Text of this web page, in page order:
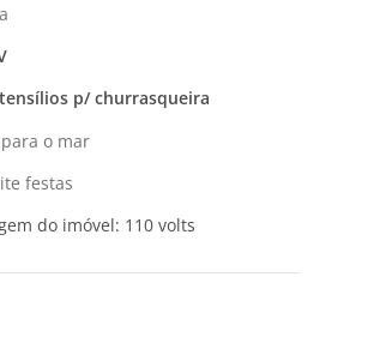
p/ churrasqueira
o mar
festas
do imóvel: 110 volts